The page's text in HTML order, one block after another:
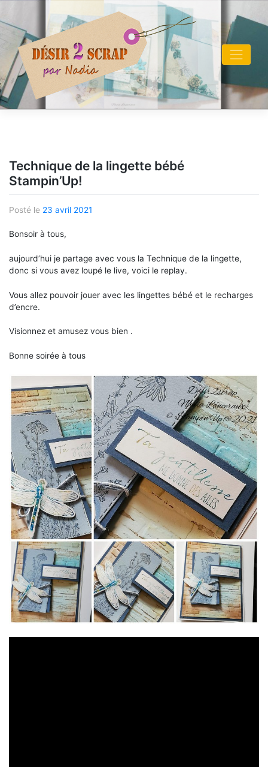
content
Technique de la lingette bébé
Stampin’Up!
Posté le 23 avril 2021
Bonsoir à tous,
aujourd’hui je partage avec vous la Technique de la lingette,
donc si vous avez loupé le live, voici le replay.
Vous allez pouvoir jouer avec les lingettes bébé et le recharges
d’encre.
Visionnez et amusez vous bien .
Bonne soirée à tous